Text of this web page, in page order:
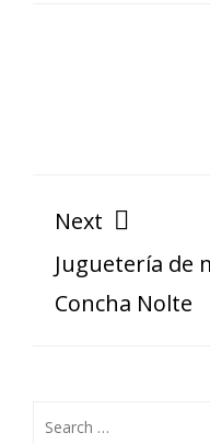
Next
Juguetería de
Concha Nolte